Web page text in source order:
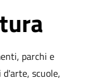
parchi e
scuole,